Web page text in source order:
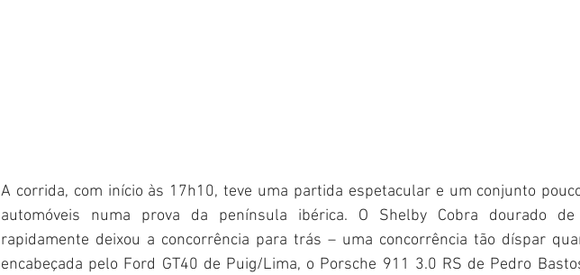
A corrida, com início às 17h10, teve uma partida espetacular e um conjunto
automóveis numa prova da península ibérica. O Shelby Cobra dourado
rapidamente deixou a concorrência para trás – uma concorrência tão díspar
encabeçada pelo Ford GT40 de Puig/Lima, o Porsche 911 3.0 RS de Pedro